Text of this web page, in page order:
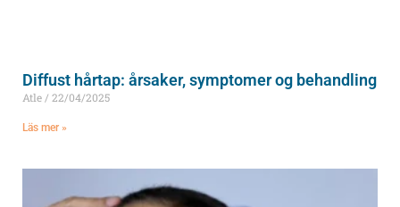
Diffust hårtap: årsaker, symptomer og behandling
Atle 22/04/2025
Läs mer »